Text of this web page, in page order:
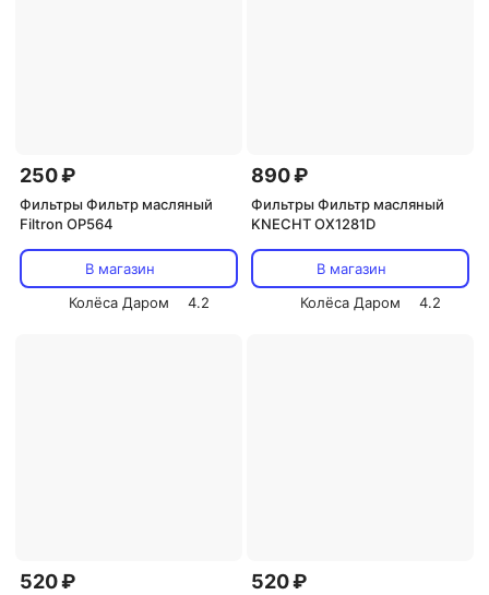
250 ₽
Фильтры Фильтр масляный
Filtron OP564
В магазин
Колёса Даром
4.2
890 ₽
Фильтры Фильтр масляный
KNECHT OX1281D
В магазин
Колёса Даром
4.2
520 ₽ 520 ₽